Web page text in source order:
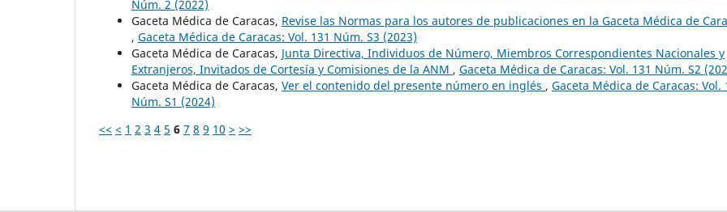
Núm. 2 (2022)
Gaceta Médica de Caracas, Revise las Normas para los autores de publicaciones en la Gaceta Médica de
, Gaceta Médica de Caracas: Vol. 131 Núm. S3 (2023)
Gaceta Médica de Caracas, Junta Directiva, Individuos de Número, Miembros Correspondientes Nacionales y
Extranjeros, Invitados de Cortesía y Comisiones de la ANM , Gaceta Médica de Caracas: Vol. 131 Núm. S2
Gaceta Médica de Caracas, Ver el contenido del presente número en inglés , Gaceta Médica de Caracas: Vol.
Núm. S1 (2024)
<< < 1 2 3 4 5 6 7 8 9 10 > >>